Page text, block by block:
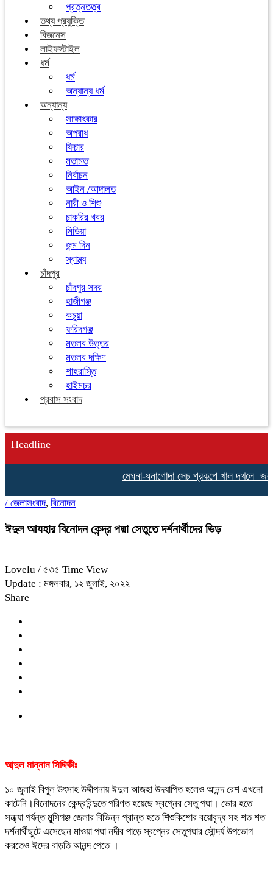
প্রত্নতত্ত্ব
তথ্য প্রযুক্তি
বিজনেস
লাইফস্টাইল
ধর্ম
ধর্ম
অন্যান্য ধর্ম
অন্যান্য
সাক্ষাৎকার
অপরাধ
ফিচার
মতামত
নির্বাচন
আইন /আদালত
নারী ও শিশু
চাকরির খবর
মিডিয়া
জন্ম দিন
স্বাস্থ্য
চাঁদপুর
চাঁদপুর সদর
হাজীগঞ্জ
কচুয়া
ফরিদগঞ্জ
মতলব উত্তর
মতলব দক্ষিণ
শাহরাস্তি
হাইমচর
প্রবাস সংবাদ
Headline
মেঘনা-ধনাগোদা সেচ প্রকল্পে খাল দখলে
/ জেলাসংবাদ, বিনোদন
ঈদুল আযহার বিনোদন কেন্দ্র পদ্মা সেতুতে দর্শনার্থীদের ভিড়
Lovelu / ৫৩৫ Time View
Update : মঙ্গলবার, ১২ জুলাই, ২০২২
Share
আব্দুল মান্নান সিদ্দিকীঃ
১০ জুলাই বিপুল উৎসাহ উদ্দীপনায় ঈদুল আজহা উদযাপিত হলেও আনন্দ রেশ এখনো
কাটেনি।বিনোদনের কেন্দ্রবিন্দুতে পরিণত হয়েছে স্বপ্নের সেতু পদ্মা। ভোর হতে
সন্ধ্যা পর্যন্ত মুন্সিগঞ্জ জেলার বিভিন্ন প্রান্ত হতে শিশুকিশোর বয়োবৃদ্ধ সহ শত শত
দর্শনার্থীছুটে এসেছেন মাওয়া পদ্মা নদীর পাড়ে স্বপ্নের সেতুপদ্মার সৌন্দর্য উপভোগ
করতেও ঈদের বাড়তি আনন্দ পেতে ।